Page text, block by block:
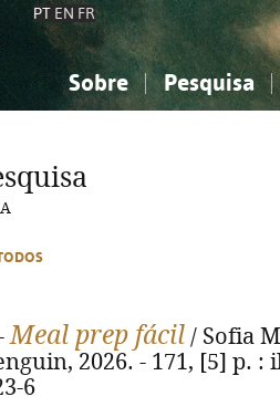
PT EN FR
Sobre Pesquisa
Ciências sociais...
Ciências sociais...
Meal prep fácil / Sofia
2026. - 171, [5] p. :
6